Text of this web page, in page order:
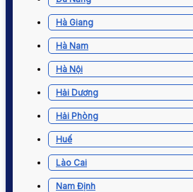
Hà Giang
Hà Nam
Hà Nội
Hải Dương
Hải Phòng
Huế
Lào Cai
Nam Định